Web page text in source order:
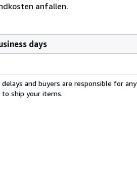
anfallen.
days
and buyers are responsible for any
to ship your items.